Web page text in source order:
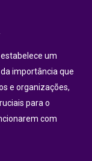
um
importância que
e organizações,
para o
com